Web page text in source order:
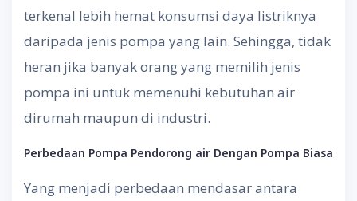
terkenal lebih hemat konsumsi daya listriknya
daripada jenis pompa yang lain. Sehingga, tidak
heran jika banyak orang yang memilih jenis
pompa ini untuk memenuhi kebutuhan air
dirumah maupun di industri.
Perbedaan Pompa Pendorong air Dengan Pompa Biasa
Yang menjadi perbedaan mendasar antara